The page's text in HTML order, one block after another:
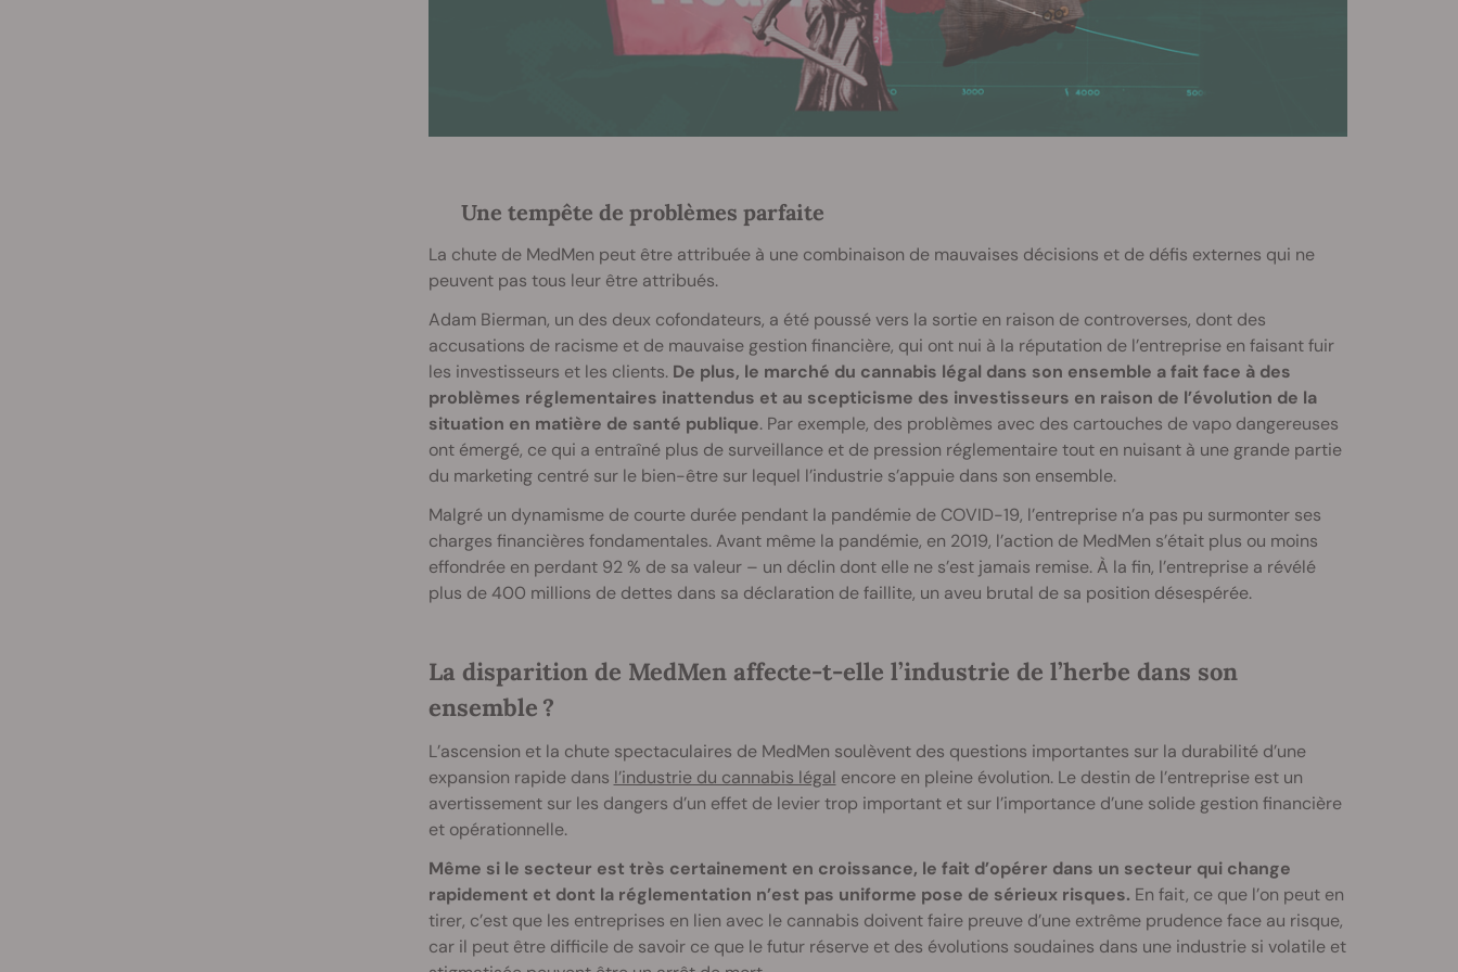
Une tempête de problèmes parfaite
La chute de MedMen peut être attribuée à une combinaison de mauvaises décisions et de défis externes qui ne
peuvent pas tous leur être attribués.
Adam Bierman, un des deux cofondateurs, a été poussé vers la sortie en raison de controverses, dont des
accusations de racisme et de mauvaise gestion financière, qui ont nui à la réputation de l’entreprise en faisant fuir
les investisseurs et les clients. De plus, le marché du cannabis légal dans son ensemble a fait face à des
problèmes réglementaires inattendus et au scepticisme des investisseurs en raison de l’évolution de la
situation en matière de santé publique. Par exemple, des problèmes avec des cartouches de vapo dangereuses
ont émergé, ce qui a entraîné plus de surveillance et de pression réglementaire tout en nuisant à une grande partie
du marketing centré sur le bien-être sur lequel l’industrie s’appuie dans son ensemble.
Malgré un dynamisme de courte durée pendant la pandémie de COVID-19, l’entreprise n’a pas pu surmonter ses
charges financières fondamentales. Avant même la pandémie, en 2019, l’action de MedMen s’était plus ou moins
effondrée en perdant 92 % de sa valeur – un déclin dont elle ne s’est jamais remise. À la fin, l’entreprise a révélé
plus de 400 millions de dettes dans sa déclaration de faillite, un aveu brutal de sa position désespérée.
La disparition de MedMen affecte-t-elle l’industrie de l’herbe dans son
ensemble ?
L’ascension et la chute spectaculaires de MedMen soulèvent des questions importantes sur la durabilité d’une
expansion rapide dans l’industrie du cannabis légal encore en pleine évolution. Le destin de l’entreprise est un
avertissement sur les dangers d’un effet de levier trop important et sur l’importance d’une solide gestion financière
et opérationnelle.
Même si le secteur est très certainement en croissance, le fait d’opérer dans un secteur qui change
rapidement et dont la réglementation n’est pas uniforme pose de sérieux risques. En fait, ce que l’on peut en
tirer, c’est que les entreprises en lien avec le cannabis doivent faire preuve d’une extrême prudence face au risque,
car il peut être difficile de savoir ce que le futur réserve et des évolutions soudaines dans une industrie si volatile et